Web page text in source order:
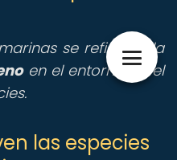
se refiere a la
en el entorno en el
las especies